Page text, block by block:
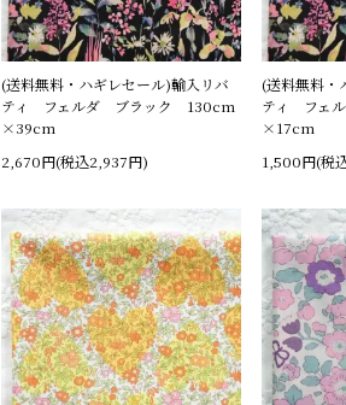
(送料無料・ハギレセール)輸入リバ
ティ フェルダ ブラック 130cm
×39cm
2,670円(税込2,937円)
(送料無料・
ティ フェ
×17cm
1,500円(税